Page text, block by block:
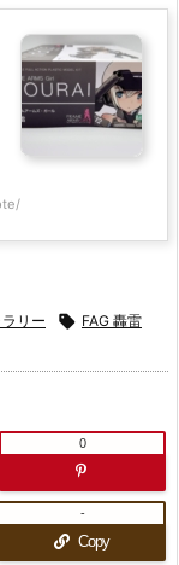
リー  FAG 轟雷
0
Copy
-